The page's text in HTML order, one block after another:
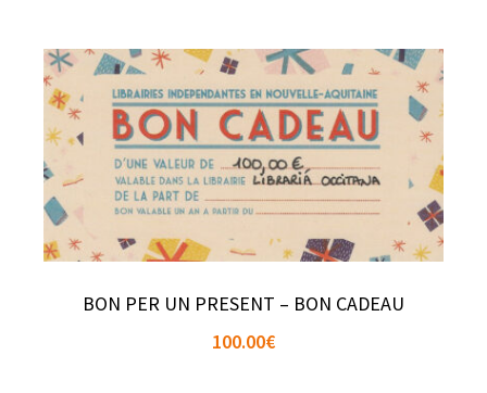
BON PER UN PRESENT – BON CADEAU
100.00€